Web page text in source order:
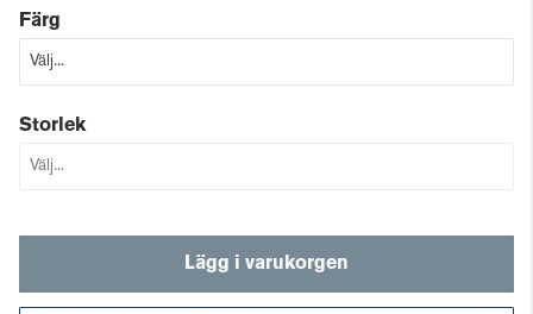
Färg
Storlek
Lägg i varukorgen